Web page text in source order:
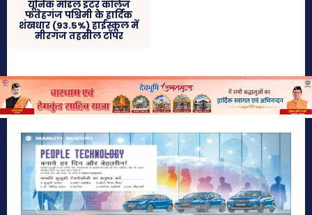
यूनिक मॉडल इंटर कॉलेज
फतेहगंज पश्चिमी के हार्दिक
शंखधार (93.5%) हाईस्कूल में
मीरगंज तहसील टॉपर